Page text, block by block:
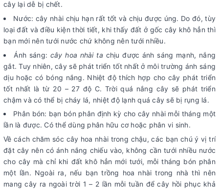
cây lại dễ bị chết.
Nước: cây nhài chịu hạn rất tốt và chịu được úng. Do đó, tùy
loại đất và điều kiện thời tiết, khi thấy đất ở gốc cây khô hẳn thì
bạn mới nên tưới nước chứ không nên tưới nhiều.
Ánh sáng: cây hoa nhài ta chịu được ánh sáng mạnh, nắng
gắt. Tuy nhiên, cây sẽ phát triển tốt nhất ở môi trường ánh sáng
dịu hoặc có bóng nắng. Nhiệt độ thích hợp cho cây phát triển
tốt nhất là từ 20 – 27 độ C. Trời quá nắng cây sẽ phát triển
chậm và có thể bị cháy lá, nhiệt độ lạnh quá cây sẽ bị rụng lá.
Phân bón: bạn bón phân định kỳ cho cây nhài mỗi tháng một
lần là được. Có thể dùng phân hữu cơ hoặc phân vi sinh.
Về cách chăm sóc cây hoa nhài trong chậu, các bạn chú ý vị trí
đặt cây nên có ánh nắng chiếu vào, không cần tưới nhiều nước
cho cây mà chỉ khi đất khô hẳn mới tưới, mỗi tháng bón phân
một lần. Ngoài ra, nếu bạn trồng hoa nhài trong nhà thì nên
mang cây ra ngoài trời 1 – 2 lần mỗi tuần để cây hồi phục khả